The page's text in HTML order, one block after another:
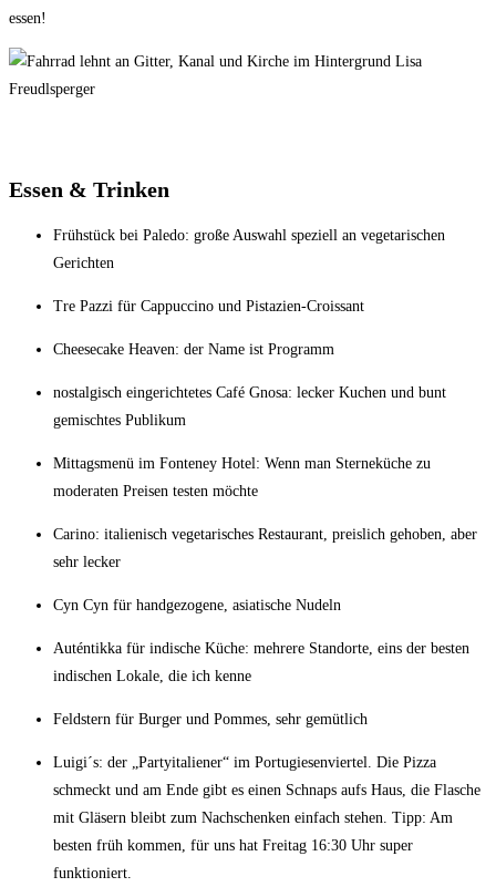
essen!
Essen & Trinken
Frühstück bei Paledo: große Auswahl speziell an vegetarischen
Gerichten
Tre Pazzi für Cappuccino und Pistazien-Croissant
Cheesecake Heaven: der Name ist Programm
nostalgisch eingerichtetes Café Gnosa: lecker Kuchen und bunt
gemischtes Publikum
Mittagsmenü im Fonteney Hotel: Wenn man Sterneküche zu
moderaten Preisen testen möchte
Carino: italienisch vegetarisches Restaurant, preislich gehoben, aber
sehr lecker
Cyn Cyn für handgezogene, asiatische Nudeln
Auténtikka für indische Küche: mehrere Standorte, eins der besten
indischen Lokale, die ich kenne
Feldstern für Burger und Pommes, sehr gemütlich
Luigi´s: der „Partyitaliener“ im Portugiesenviertel. Die Pizza
schmeckt und am Ende gibt es einen Schnaps aufs Haus, die Flasche
mit Gläsern bleibt zum Nachschenken einfach stehen. Tipp: Am
besten früh kommen, für uns hat Freitag 16:30 Uhr super
funktioniert.